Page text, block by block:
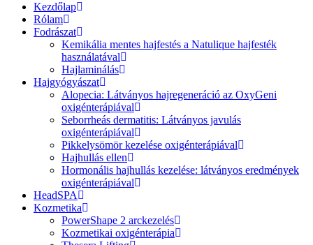
Kezdőlap
Rólam
Fodrászat
Kemikália mentes hajfestés a Natulique hajfesték
használatával
Hajlaminálás
Hajgyógyászat
Alopecia: Látványos hajregeneráció az OxyGeni
oxigénterápiával
Seborrheás dermatitis: Látványos javulás
oxigénterápiával
Pikkelysömör kezelése oxigénterápiával
Hajhullás ellen
Hormonális hajhullás kezelése: látványos eredmények
oxigénterápiával
HeadSPA
Kozmetika
PowerShape 2 arckezelés
Kozmetikai oxigénterápia